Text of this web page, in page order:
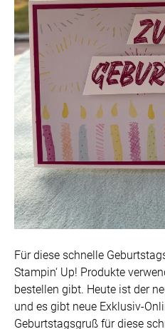
Für diese schnelle
Stampin‘ Up! Produkte
bestellen gibt. Heute ist der
und es gibt neue Exklusiv-
Geburtstagsgruß für diese